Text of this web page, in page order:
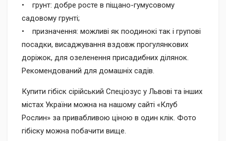
• грунт: добре росте в піщано-гумусовому
садовому грунті;
• призначення: можливі як поодинокі так і групові
посадки, висаджування вздовж прогулянкових
доріжок, для озеленення присадибних ділянок.
Рекомендований для домашніх садів.
Купити гібіск сірійський Спеціозус у Львові та інших
містах України можна на нашому сайті «Клуб
Рослин» за привабливою ціною в один клік. Фото
гібіску можна побачити вище.